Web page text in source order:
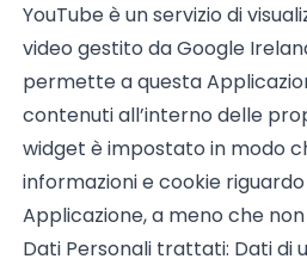
YouTube è un servizio di
video gestito da Google
permette a questa
contenuti all’interno delle
widget è impostato in modo
informazioni e cookie
Applicazione, a meno che
Dati Personali trattati: Dati di